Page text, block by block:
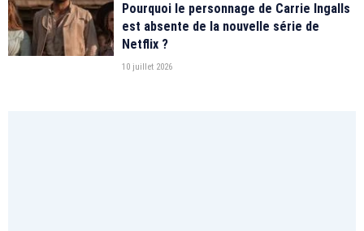
Pourquoi le personnage de Carrie Ingalls
est absente de la nouvelle série de
Netflix ?
10 juillet 2026